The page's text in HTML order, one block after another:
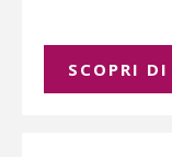
SCOPRI